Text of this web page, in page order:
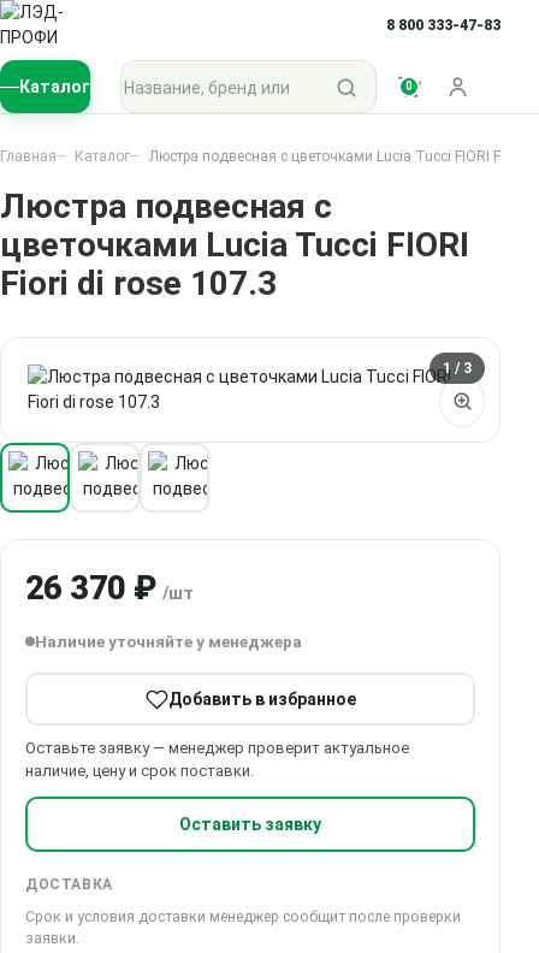
8 800 333-47-83
Каталог
Поиск по каталогу
0
Войти
Главная Каталог Люстра подвесная с цветочками Lucia Tucci FIORI Fiori
Люстра подвесная с
цветочками Lucia Tucci FIORI
Fiori di rose 107.3
1 / 3
26 370 ₽ /шт
Наличие уточняйте у менеджера
Добавить в избранное
Оставьте заявку — менеджер проверит актуальное
наличие, цену и срок поставки.
Оставить заявку
ДОСТАВКА
Срок и условия доставки менеджер сообщит после проверки
заявки.